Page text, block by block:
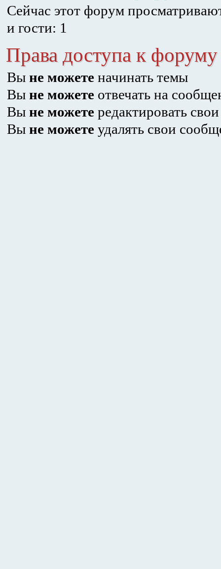
Сейчас этот форум
и гости: 1
Права доступа к форуму
Вы не можете начинать темы
Вы не можете отвечать на
Вы не можете редактировать
Вы не можете удалять свои